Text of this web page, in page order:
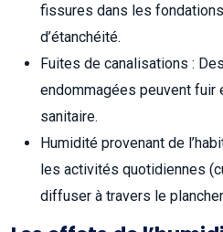
fissures dans les
d’étanchéité.
Fuites de canalisations :
endommagées peuvent fuir
sanitaire.
Humidité provenant de
les activités quotidiennes
diffuser à travers le